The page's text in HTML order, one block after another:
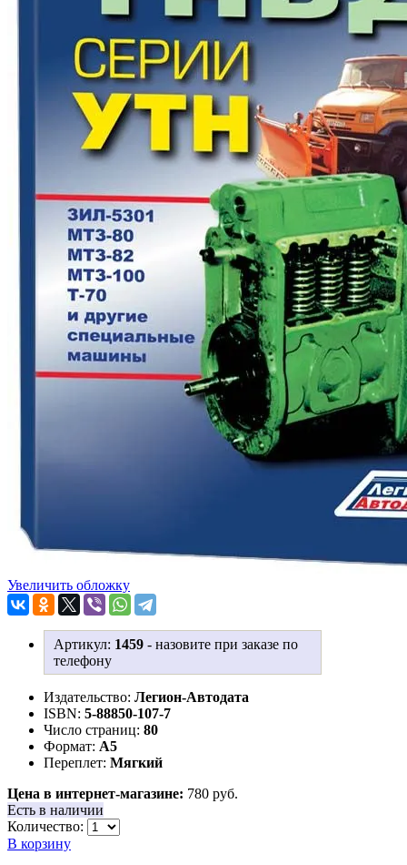
Увеличить обложку
Артикул: 1459 - назовите при заказе по
телефону
Издательство: Легион-Aвтодата
ISBN: 5-88850-107-7
Число страниц: 80
Формат: А5
Переплет: Мягкий
Цена в интернет-магазине: 780 руб.
Есть в наличии
Количество:
В корзину